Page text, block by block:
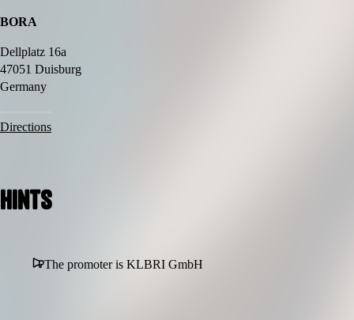
BORA
Dellplatz 16a
47051 Duisburg
Germany
Directions
Hints
The promoter is KLBRI GmbH